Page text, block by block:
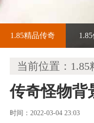
1.85精品传奇
当前位置： 1.85
传奇怪物背
时间：2022-03-04 23:03